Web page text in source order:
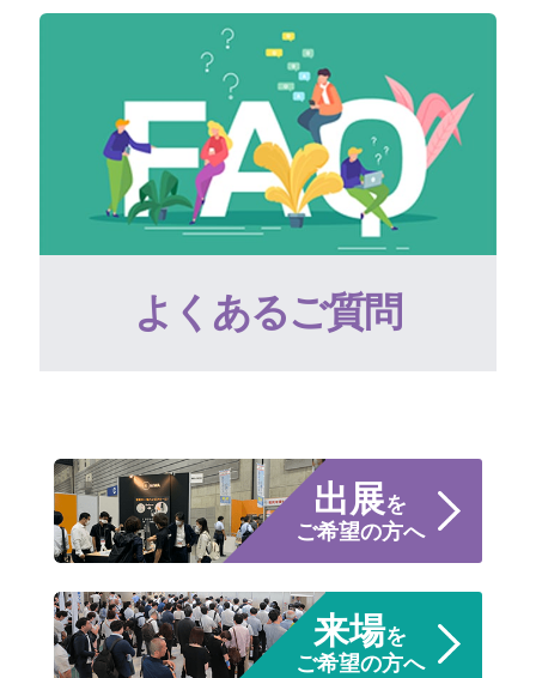
よくあるご質問
出展を
ご希望の方へ
来場を
ご希望の方へ